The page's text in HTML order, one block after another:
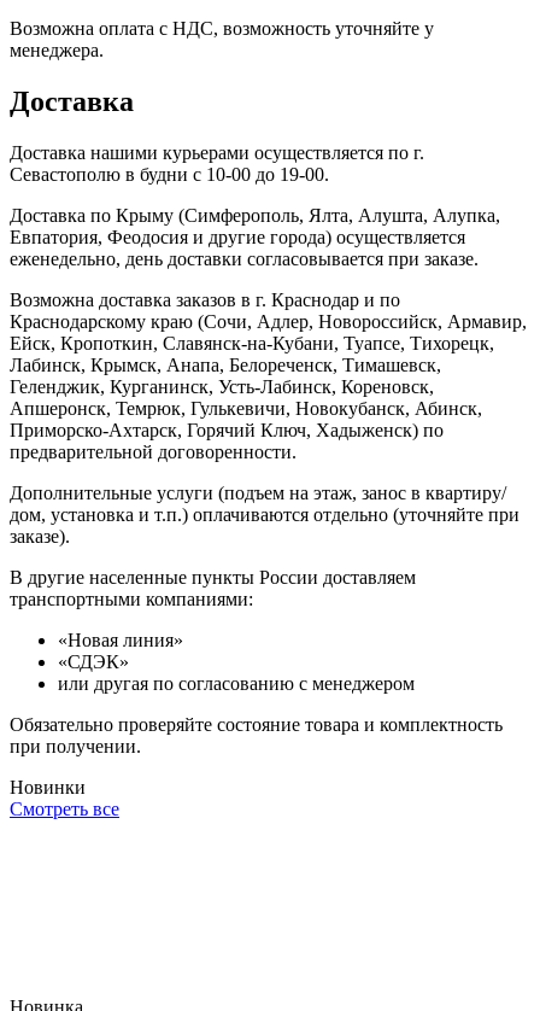
Возможна оплата с НДС, возможность уточняйте у
менеджера.
Доставка
Доставка нашими курьерами осуществляется по г.
Севастополю в будни с 10-00 до 19-00.
Доставка по Крыму (Симферополь, Ялта, Алушта, Алупка,
Евпатория, Феодосия и другие города) осуществляется
еженедельно, день доставки согласовывается при заказе.
Возможна доставка заказов в г. Краснодар и по
Краснодарскому краю (Сочи, Адлер, Новороссийск, Армавир,
Ейск, Кропоткин, Славянск-на-Кубани, Туапсе, Тихорецк,
Лабинск, Крымск, Анапа, Белореченск, Тимашевск,
Геленджик, Курганинск, Усть-Лабинск, Кореновск,
Апшеронск, Темрюк, Гулькевичи, Новокубанск, Абинск,
Приморско-Ахтарск, Горячий Ключ, Хадыженск) по
предварительной договоренности.
Дополнительные услуги (подъем на этаж, занос в квартиру/
дом, установка и т.п.) оплачиваются отдельно (уточняйте при
заказе).
В другие населенные пункты России доставляем
транспортными компаниями:
«Новая линия»
«СДЭК»
или другая по согласованию с менеджером
Обязательно проверяйте состояние товара и комплектность
при получении.
Новинки
Смотреть все
Новинка